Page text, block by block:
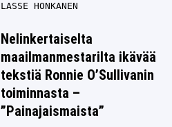
LASSE HONKANEN
Nelinkertaiselta
maailmanmestarilta ikävää
tekstiä Ronnie O’Sullivanin
toiminnasta –
”Painajaismaista”